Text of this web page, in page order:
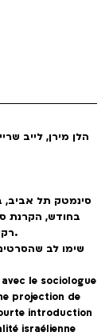
סינמטק תל אביב,
בחודש, הקרנת
רקע הסרט במציאות הישראלית תקדים את ההקרנה.
שימו לב
le sociologue
projection de
introduction
israélienne